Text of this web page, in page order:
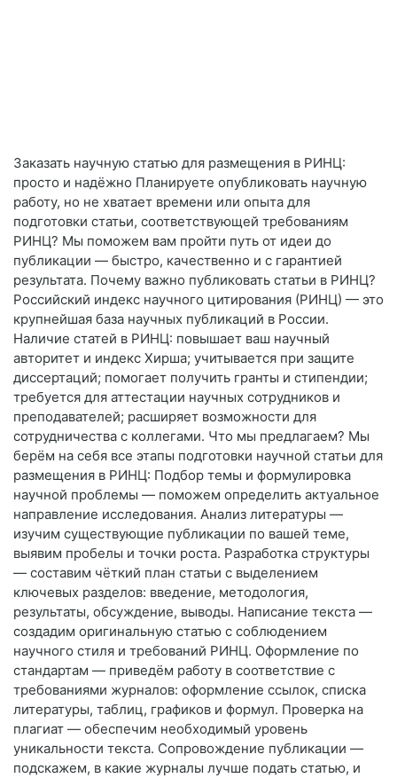
Заказать научную статью для размещения в РИНЦ:
просто и надёжно Планируете опубликовать научную
работу, но не хватает времени или опыта для
подготовки статьи, соответствующей требованиям
РИНЦ? Мы поможем вам пройти путь от идеи до
публикации — быстро, качественно и с гарантией
результата. Почему важно публиковать статьи в РИНЦ?
Российский индекс научного цитирования (РИНЦ) — это
крупнейшая база научных публикаций в России.
Наличие статей в РИНЦ: повышает ваш научный
авторитет и индекс Хирша; учитывается при защите
диссертаций; помогает получить гранты и стипендии;
требуется для аттестации научных сотрудников и
преподавателей; расширяет возможности для
сотрудничества с коллегами. Что мы предлагаем? Мы
берём на себя все этапы подготовки научной статьи для
размещения в РИНЦ: Подбор темы и формулировка
научной проблемы — поможем определить актуальное
направление исследования. Анализ литературы —
изучим существующие публикации по вашей теме,
выявим пробелы и точки роста. Разработка структуры
— составим чёткий план статьи с выделением
ключевых разделов: введение, методология,
результаты, обсуждение, выводы. Написание текста —
создадим оригинальную статью с соблюдением
научного стиля и требований РИНЦ. Оформление по
стандартам — приведём работу в соответствие с
требованиями журналов: оформление ссылок, списка
литературы, таблиц, графиков и формул. Проверка на
плагиат — обеспечим необходимый уровень
уникальности текста. Сопровождение публикации —
подскажем, в какие журналы лучше подать статью, и